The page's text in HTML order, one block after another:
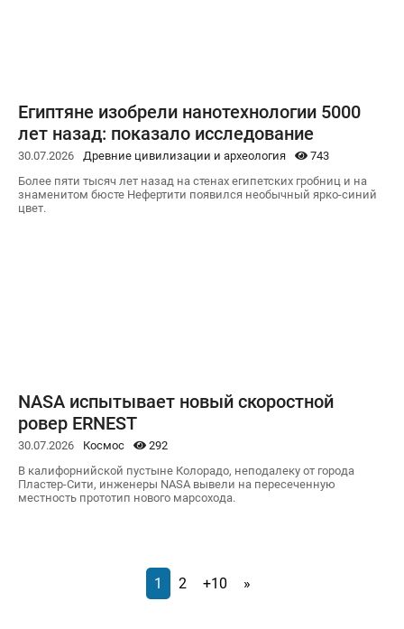
Египтяне изобрели нанотехнологии 5000
лет назад: показало исследование
30.07.2026 Древние цивилизации и археология
743
Более пяти тысяч лет назад на стенах египетских гробниц и на
знаменитом бюсте Нефертити появился необычный ярко-синий
цвет.
NASA испытывает новый скоростной
ровер ERNEST
30.07.2026 Космос
292
В калифорнийской пустыне Колорадо, неподалеку от города
Пластер-Сити, инженеры NASA вывели на пересеченную
местность прототип нового марсохода.
1 2 +10 »